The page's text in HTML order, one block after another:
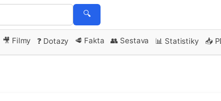
🔍
🎥 Filmy ❓ Dotazy 🥩 Fakta 👥 Sestava 📊 Statistiky 📥